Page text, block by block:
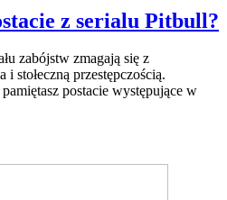
z serialu Pitbull?
zabójstw zmagają się z
stołeczną przestępczością.
postacie występujące w